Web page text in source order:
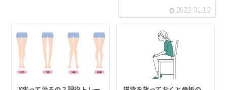
2023.01.12